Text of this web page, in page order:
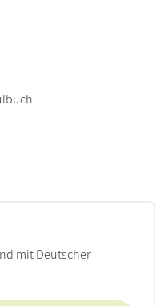
mit Deutscher